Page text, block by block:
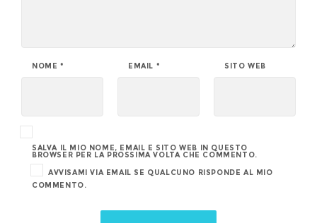
NOME * EMAIL * SITO WEB
SALVA IL MIO NOME, EMAIL E SITO WEB IN QUESTO
BROWSER PER LA PROSSIMA VOLTA CHE COMMENTO.
AVVISAMI VIA EMAIL SE QUALCUNO RISPONDE AL MIO
COMMENTO.